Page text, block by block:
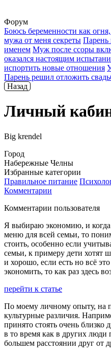
Форум
Боюсь беременности как
мужа от меня секреты Парень
именем Муж после ссоры
оказался настоящим
испортить новые отношения
Парень решил отложить
Назад
Личный
Big krendel
Город
Набережные Челны
Избранные категории
Правильное питание
Комментарии
Комментарии пользователя
Я выбираю экономию, и
меню для всей семьи, то
стоить, особенно если
семьи, к примеру дети хотят
и хорошо, если есть но всё
экономить, то как раз здесь
перейти к статье
По моему личному опыту, на
культурные различия.
принято стоять очень близко
в то время как в других люди
большем расстоянии друг от